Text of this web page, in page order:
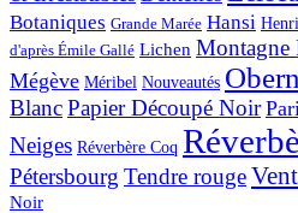
Botaniques Grande Marée Hansi
d'après Émile Gallé Lichen Montagne
Mégève Méribel Nouveautés
BlancPapier Découpé Noir
Neiges Réverbère Coq
Pétersbourg Tendre rouge
Noir